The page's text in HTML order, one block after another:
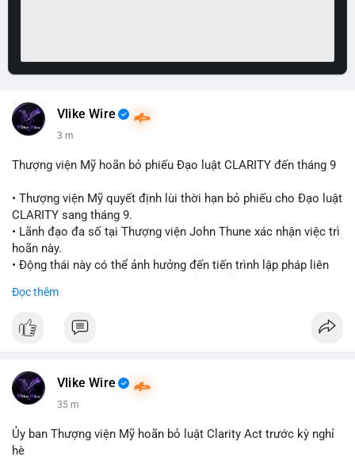
Vlike Wire
3 m
Thượng viện Mỹ hoãn bỏ phiếu Đạo luật CLARITY đến tháng 9
• Thượng viện Mỹ quyết định lùi thời hạn bỏ phiếu cho Đạo luật
CLARITY sang tháng 9.
• Lãnh đạo đa số tại Thượng viện John Thune xác nhận việc trì
hoãn này.
• Động thái này có thể ảnh hưởng đến tiến trình lập pháp liên
📰 Nguồn: Cointelegraph
Đọc thêm
Vlike Wire
35 m
Ủy ban Thượng viện Mỹ hoãn bỏ luật Clarity Act trước kỳ nghỉ
hè